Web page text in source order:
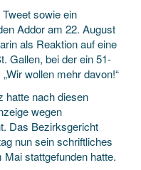
sowie ein
Addor am 22. August
als Reaktion auf eine
Gallen, bei der ein 51-
wollen mehr davon!“
hatte nach diesen
wegen
Das Bezirksgericht
nun sein schriftliches
stattgefunden hatte.